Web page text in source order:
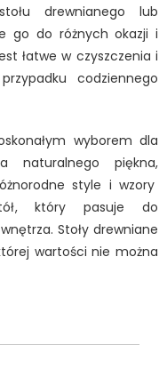
drewnianego lub
go do różnych okazji i
łatwe w czyszczenia i
codziennego
wyborem dla
naturalnego piękna,
style i wzory
który pasuje do
Stoły drewniane
wartości nie można